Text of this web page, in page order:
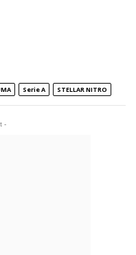
Serie A STELLAR NITRO
-